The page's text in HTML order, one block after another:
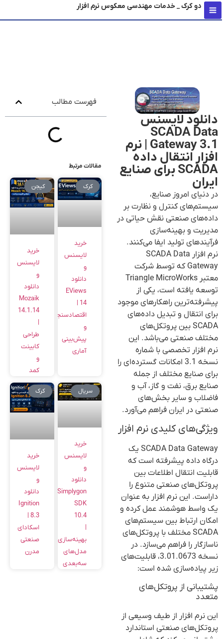
دو کرک _ خدمات مهندسی معکوس نرم افزار
دانلود لایسنس
SCADA Data
Gateway 3.1 | نرم
افزار انتقال داده
SCADA برای صنایع
ایران
در دنیای امروز صنایع،
سیستم‌های کنترل و نظارت بر
داده‌های صنعتی نقش حیاتی در
مدیریت و بهینه‌سازی
فرآیندهای تولید ایفا می‌کنند.
نرم افزار SCADA Data
Gateway که توسط شرکت
معتبر Triangle MicroWorks
توسعه یافته است، یکی از
پیشرفته‌ترین راهکارهای موجود
برای انتقال و تبدیل داده‌های
SCADA بین پروتکل‌های
مختلف صنعتی می‌باشد. این
نرم افزار تخصصی با شماره
نسخه 3.1 امکانات گسترده‌ای را
برای صنایع مختلف از جمله
صنایع برق، نفت و گاز، آب و
فاضلاب و سایر بخش‌های
صنعتی در ایران فراهم می‌آورد.
ویژگی‌های کلیدی نرم افزار
SCADA Data Gateway یک
درگاه داده پیشرفته است که
قابلیت انتقال اطلاعات بین
پروتکل‌های صنعتی متنوع را
داراست. این نرم افزار به عنوان
یک واسط هوشمند عمل کرده و
امکان ارتباط بین سیستم‌های
SCADA مختلف با پروتکل‌های
ناسازگار را فراهم می‌سازد. در
نسخه 3.01.0673، قابلیت‌های
زیر پیاده‌سازی شده است:
پشتیبانی از پروتکل‌های
متعدد
این نرم افزار از طیف وسیعی از
پروتکل‌های صنعتی استاندارد
فهرست مطالب
مقالات مرتبط
کرک
خرید
لایسنس
و
دانلود
EViews
اقتصادسنجی
و
پیش‌بینی
آماری
کیجن
خرید
لایسنس
و
دانلود
Mozaik
14.1.14
طراحی
کابینت
و
کمد
سریال
خرید
لایسنس
و
دانلود
Simplygon
SDK
10.4
بهینه‌سازی
مدل‌های
سه‌بعدی
کرک
خرید
لایسنس
و
دانلود
Ignition
اسکادای
صنعتی
مدرن